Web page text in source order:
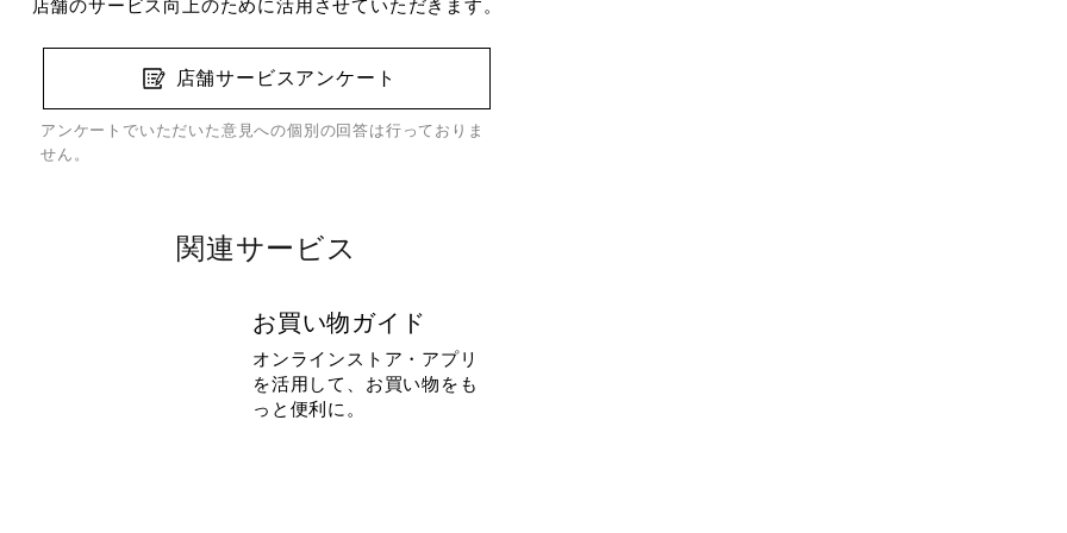
店舗のサービス向上のために活用させていただきます。
店舗サービスアンケート
アンケートでいただいた意見への個別の回答は行っておりま
せん。
関連サービス
お買い物ガイド
オンラインストア・アプリ
を活用して、お買い物をも
っと便利に。